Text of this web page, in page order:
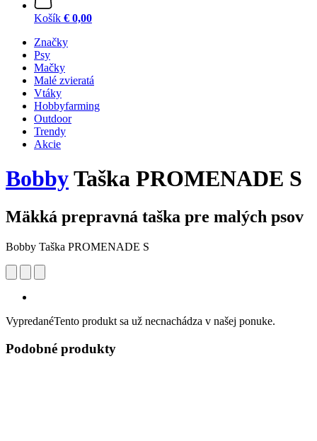
Košík € 0,00
Značky
Psy
Mačky
Malé zvieratá
Vtáky
Hobbyfarming
Outdoor
Trendy
Akcie
BobbyTaška PROMENADE S
Mäkká prepravná taška pre malých psov
Bobby Taška PROMENADE S
VypredanéTento produkt sa už necnachádza v našej ponuke.
Podobné produkty